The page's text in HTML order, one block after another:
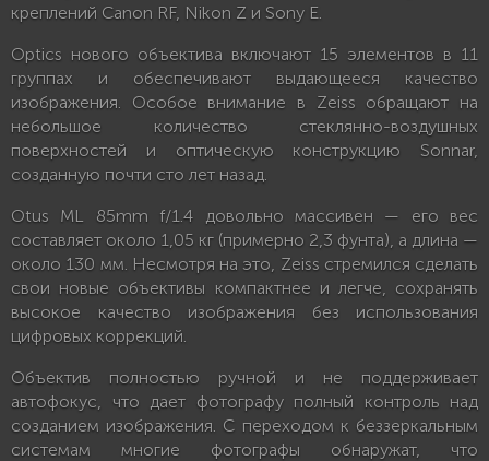
креплений Canon RF, Nikon Z и Sony E.
Optics нового объектива включают 15 элементов в 11
группах и обеспечивают выдающееся качество
изображения. Особое внимание в Zeiss обращают на
небольшое количество стеклянно-воздушных
поверхностей и оптическую конструкцию Sonnar,
созданную почти сто лет назад.
Otus ML 85mm f/1.4 довольно массивен — его вес
составляет около 1,05 кг (примерно 2,3 фунта), а длина —
около 130 мм. Несмотря на это, Zeiss стремился сделать
свои новые объективы компактнее и легче, сохранять
высокое качество изображения без использования
цифровых коррекций.
Объектив полностью ручной и не поддерживает
автофокус, что дает фотографу полный контроль над
созданием изображения. С переходом к беззеркальным
системам многие фотографы обнаружат, что